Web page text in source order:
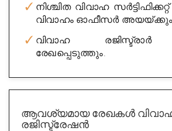
Rating
4/5
Get Appointment
നിശ്ചിത വിവാഹ
വിവാഹം ഓഫീസർ
വിവാഹ രജിസ്ട്രാർ
രേഖപ്പെടുത്തും.
ആവശ്യമായ രേഖകൾ
രജിസ്ട്രേഷൻ